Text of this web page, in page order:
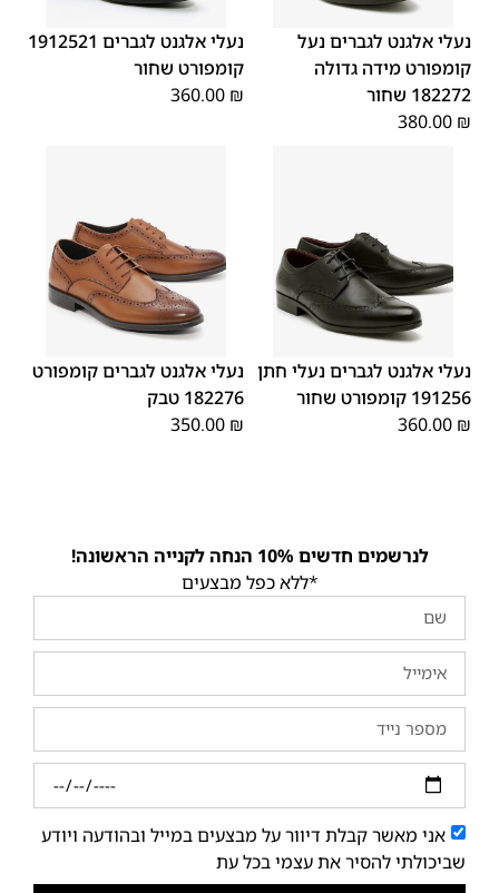
נעלי אלגנט לגברים נעל
קומפורט מידה גדולה
182272 שחור
380.00 ₪
נעלי אלגנט לגברים 1912521
קומפורט שחור
360.00 ₪
40
41
42
43
44
נעלי אלגנט לגברים נעלי חתן
191256 קומפורט שחור
360.00 ₪
40
41
42
43
נעלי אלגנט לגברים קומפורט
182276 טבק
350.00 ₪
לנרשמים חדשים 10% הנחה לקנייה הראשונה!
*ללא כפל מבצעים
אני מאשר קבלת דיוור על מבצעים במייל ובהודעה ויודע
שביכולתי להסיר את עצמי בכל עת